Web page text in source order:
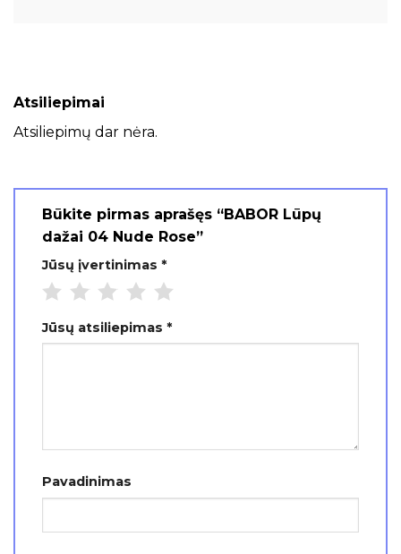
Atsiliepimai
Atsiliepimų dar nėra.
Būkite pirmas aprašęs “BABOR Lūpų
dažai 04 Nude Rose”
Jūsų įvertinimas *
Jūsų atsiliepimas *
Pavadinimas